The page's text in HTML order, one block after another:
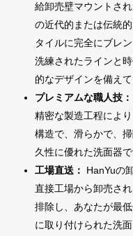
給卸売壁マウントさ
の近代的または伝統
タイルに完全にブレ
洗練されたラインと
的なデザインを備えて
プレミアムな職人技：
精密な製造工程によ
構造で、滑らかで、
久性に優れた洗面器で
工場直送： HanYuの
直接工場から卸売さ
排除し、あなたが最
に取り付けられた洗